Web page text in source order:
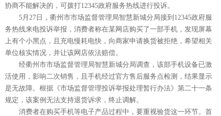
协商不能解决的，可拨打12345政府服务热线进行投诉。
5月27日，衢州市市场监督管理局智慧新城分局接到12345政府服
务热线来电投诉举报，消费者称在某网店购买了一部手机，发现屏幕
上有个小黑点，且充电慢耗电快，向商家申请换货被拒绝，希望相关
单位核实情况，并让该网店依法赔偿。
经衢州市市场监督管理局智慧新城分局调查，该部手机设备已激
活使用，影响二次销售，且手机经过官方售后服务点检测，结果显示
是无故障。根据《市场监督管理投诉举报处理暂行办法》第二十一条
规定，该案例无法支持退货诉求，终止调解。
消费者在购买手机等电子产品过程中，要重视验货这一环节。首